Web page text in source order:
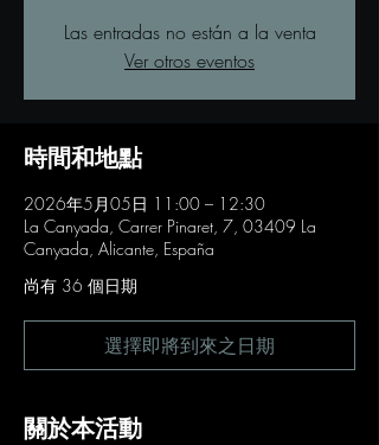
Las entradas no están a la venta
Ver otros eventos
時間和地點
2026年5月05日 11:00 – 12:30
La Canyada, Carrer Pinaret, 7, 03409 La
Canyada, Alicante, España
尚有 36 個日期
選擇即將到來之日期
關於本活動